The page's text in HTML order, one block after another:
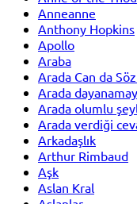
Anneanne
Anthony Hopkins
Apollo
Araba
Arada Can da
Arada
Arada olumlu
Arada verdiği
Arkadaşlık
Arthur Rimbaud
Aşk
Aslan Kral